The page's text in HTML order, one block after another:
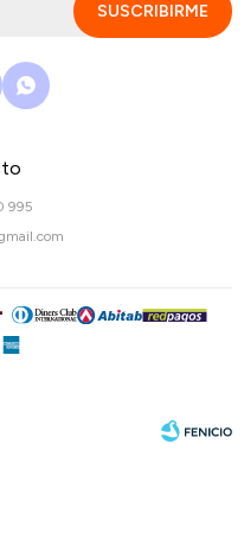
995
SUSCRIBIRME
